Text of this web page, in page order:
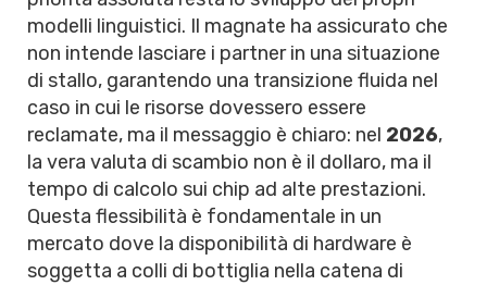
modelli linguistici. Il magnate ha assicurato che
non intende lasciare i partner in una situazione
di stallo, garantendo una transizione fluida nel
caso in cui le risorse dovessero essere
reclamate, ma il messaggio è chiaro: nel 2026,
la vera valuta di scambio non è il dollaro, ma il
tempo di calcolo sui chip ad alte prestazioni.
Questa flessibilità è fondamentale in un
mercato dove la disponibilità di hardware è
soggetta a colli di bottiglia nella catena di